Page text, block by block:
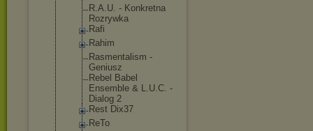
R.A.U. - Konkretna
Rozrywka
Rafi
Rahim
Rasmentalism -
Geniusz
Rebel Babel
Ensemble & L.U.C. -
Dialog 2
Rest Dix37
ReTo